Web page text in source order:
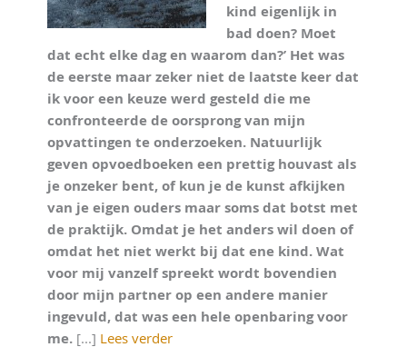
kind eigenlijk in
bad doen? Moet
dat echt elke dag en waarom dan?’ Het was
de eerste maar zeker niet de laatste keer dat
ik voor een keuze werd gesteld die me
confronteerde de oorsprong van mijn
opvattingen te onderzoeken. Natuurlijk
geven opvoedboeken een prettig houvast als
je onzeker bent, of kun je de kunst afkijken
van je eigen ouders maar soms dat botst met
de praktijk. Omdat je het anders wil doen of
omdat het niet werkt bij dat ene kind. Wat
voor mij vanzelf spreekt wordt bovendien
door mijn partner op een andere manier
ingevuld, dat was een hele openbaring voor
me. [...] Lees verder